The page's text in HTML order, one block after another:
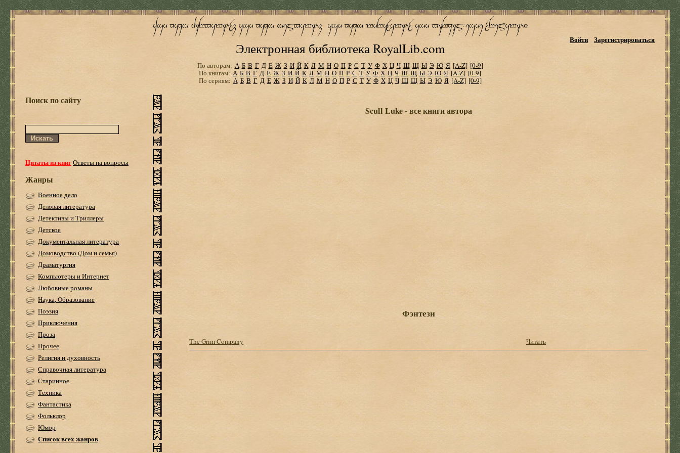
Электронная библиотека RoyalLib.com
Войти Зарегистрироваться
По авторам: А Б В Г Д Е Ж З И Й К Л М Н О П Р С Т У Ф Х Ц Ч Ш Щ Ы Э Ю Я [A-Z] [0-9]
По книгам: А Б В Г Д Е Ж З И Й К Л М Н О П Р С Т У Ф Х Ц Ч Ш Щ Ы Э Ю Я [A-Z] [0-9]
По сериям: А Б В Г Д Е Ж З И Й К Л М Н О П Р С Т У Ф Х Ц Ч Ш Щ Ы Э Ю Я [A-Z] [0-9]
Поиск по сайту
Цитаты из книгОтветы на вопросы
Жанры
Военное дело
Деловая литература
Детективы и Триллеры
Детское
Документальная литература
Домоводство (Дом и семья)
Драматургия
Компьютеры и Интернет
Любовные романы
Наука, Образование
Поэзия
Приключения
Проза
Прочее
Религия и духовность
Справочная литература
Старинное
Техника
Фантастика
Фольклор
Юмор
Список всех жанров
Scull Luke - все книги автора
Фэнтези
The Grim Company Читать